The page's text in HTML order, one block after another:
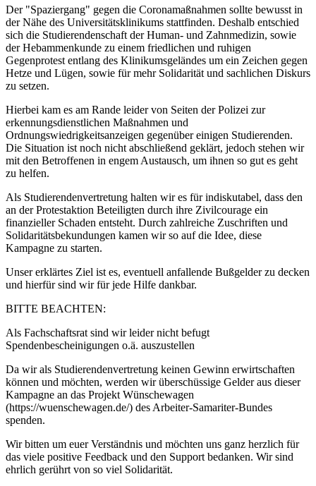
Der "Spaziergang" gegen die Coronamaßnahmen sollte bewusst in
der Nähe des Universitätsklinikums stattfinden. Deshalb entschied
sich die Studierendenschaft der Human- und Zahnmedizin, sowie
der Hebammenkunde zu einem friedlichen und ruhigen
Gegenprotest entlang des Klinikumsgeländes um ein Zeichen gegen
Hetze und Lügen, sowie für mehr Solidarität und sachlichen Diskurs
zu setzen.
Hierbei kam es am Rande leider von Seiten der Polizei zur
erkennungsdienstlichen Maßnahmen und
Ordnungswiedrigkeitsanzeigen gegenüber einigen Studierenden.
Die Situation ist noch nicht abschließend geklärt, jedoch stehen wir
mit den Betroffenen in engem Austausch, um ihnen so gut es geht
zu helfen.
Als Studierendenvertretung halten wir es für indiskutabel, dass den
an der Protestaktion Beteiligten durch ihre Zivilcourage ein
finanzieller Schaden entsteht. Durch zahlreiche Zuschriften und
Solidaritätsbekundungen kamen wir so auf die Idee, diese
Kampagne zu starten.
Unser erklärtes Ziel ist es, eventuell anfallende Bußgelder zu decken
und hierfür sind wir für jede Hilfe dankbar.
BITTE BEACHTEN:
Als Fachschaftsrat sind wir leider nicht befugt
Spendenbescheinigungen o.ä. auszustellen
Da wir als Studierendenvertretung keinen Gewinn erwirtschaften
können und möchten, werden wir überschüssige Gelder aus dieser
Kampagne an das Projekt Wünschewagen
(https://wuenschewagen.de/) des Arbeiter-Samariter-Bundes
spenden.
Wir bitten um euer Verständnis und möchten uns ganz herzlich für
das viele positive Feedback und den Support bedanken. Wir sind
ehrlich gerührt von so viel Solidarität.